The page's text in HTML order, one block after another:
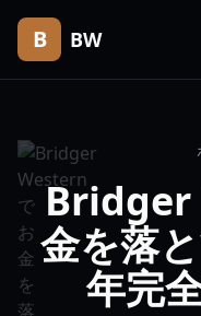
B BW
Bridger
金を落
年完